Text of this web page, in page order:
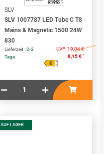
SLV
SLV 1007787 LED Tube C T8
Mains & Magnetic 1500 24W
830
Lieferzeit :2-3
Tage
UVP:19,04 €
8,15 € *
A
↑
G
E
AUF LAGER